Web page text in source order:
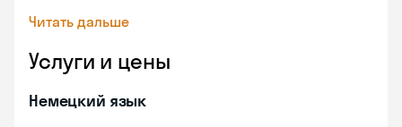
Читать дальше
Услуги и цены
Немецкий язык